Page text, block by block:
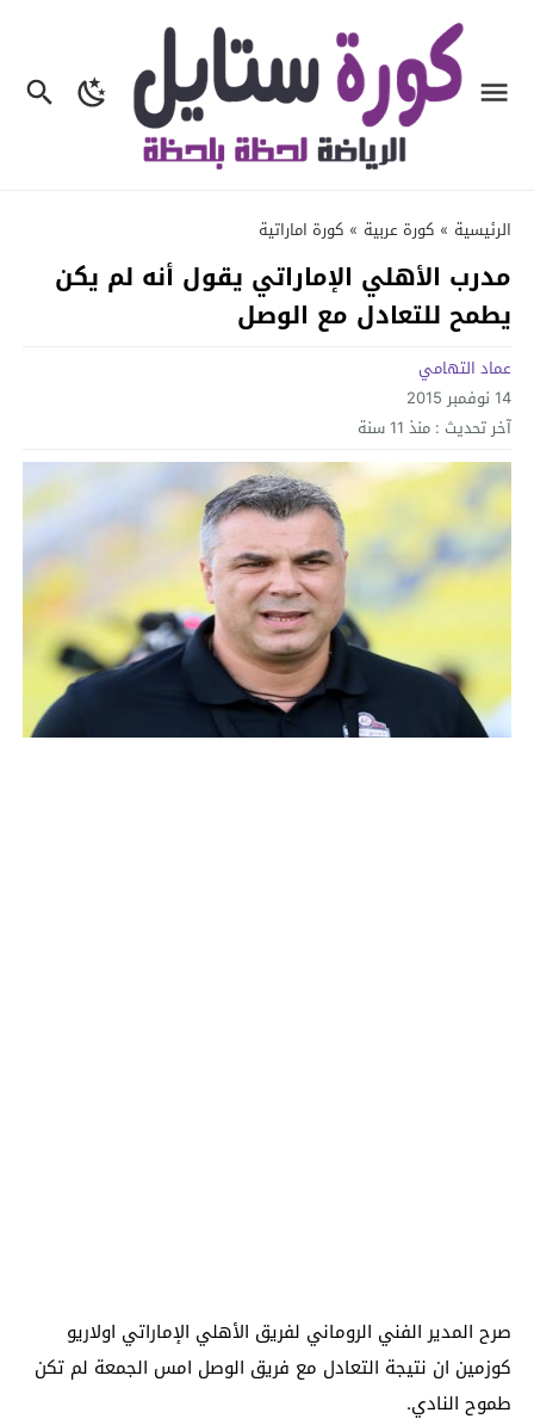
الرئيسية » كورة عربية » كورة اماراتية
مدرب الأهلي الإماراتي يقول أنه لم يكن
يطمح للتعادل مع الوصل
عماد التهامي
14 نوفمبر 2015
آخر تحديث : منذ 11 سنة
صرح المدير الفني الروماني لفريق الأهلي الإماراتي اولاريو
كوزمين ان نتيجة التعادل مع فريق الوصل امس الجمعة لم تكن
طموح النادي.